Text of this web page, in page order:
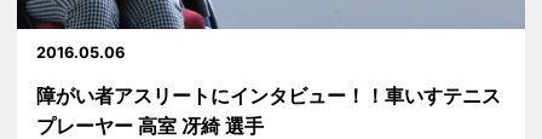
2016.05.06
障がい者アスリートにインタビュー！！車いすテニス
プレーヤー 高室 冴綺 選手